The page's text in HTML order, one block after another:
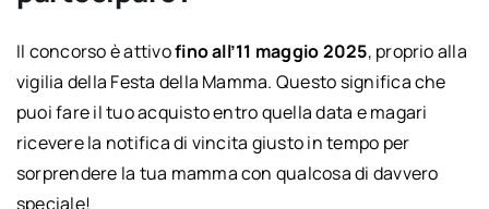
Il concorso è attivofino all’11 maggio 2025, proprio alla
vigilia della Festa della Mamma. Questo significa che
puoi fare il tuo acquisto entro quella data e magari
ricevere la notifica di vincita giusto in tempo per
sorprendere la tua mamma con qualcosa di davvero
speciale!